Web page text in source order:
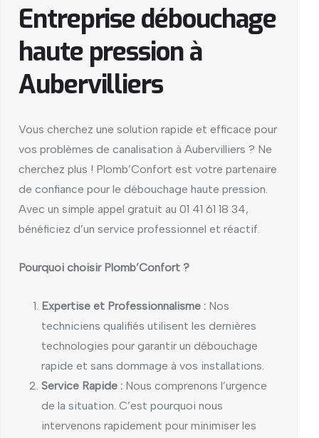
Entreprise débouchage
haute pression à
Aubervilliers
Vous cherchez une solution rapide et efficace pour
vos problèmes de canalisation à Aubervilliers ? Ne
cherchez plus ! Plomb’Confort est votre partenaire
de confiance pour le débouchage haute pression.
Avec un simple appel gratuit au 01 41 61 18 34,
bénéficiez d’un service professionnel et réactif.
Pourquoi choisir Plomb’Confort ?
Expertise et Professionnalisme : Nos
techniciens qualifiés utilisent les dernières
technologies pour garantir un débouchage
rapide et sans dommage à vos installations.
Service Rapide : Nous comprenons l’urgence
de la situation. C’est pourquoi nous
intervenons rapidement pour minimiser les